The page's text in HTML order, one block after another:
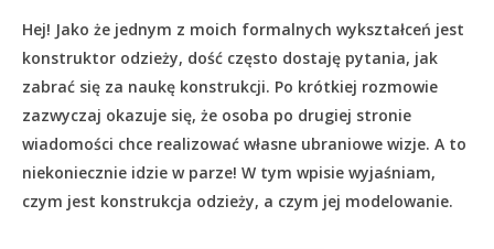
Hej! Jako że jednym z moich formalnych wykształceń jest
konstruktor odzieży, dość często dostaję pytania, jak
zabrać się za naukę konstrukcji. Po krótkiej rozmowie
zazwyczaj okazuje się, że osoba po drugiej stronie
wiadomości chce realizować własne ubraniowe wizje. A to
niekoniecznie idzie w parze! W tym wpisie wyjaśniam,
czym jest konstrukcja odzieży, a czym jej modelowanie.